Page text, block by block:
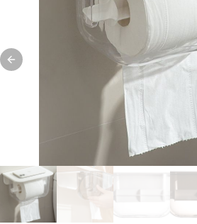
Previous slide